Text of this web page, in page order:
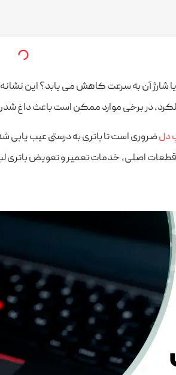
آن به‌ سرعت کاهش می‌ یابد؟ این
در برخی موارد ممکن است باعث داغ
دلضروری است تا باتری به‌ درستی عیب‌
قطعات اصلی، خدمات تعمیر و تعویض